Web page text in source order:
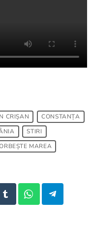
CRIȘAN
CONSTANȚA
STIRI
MAREA